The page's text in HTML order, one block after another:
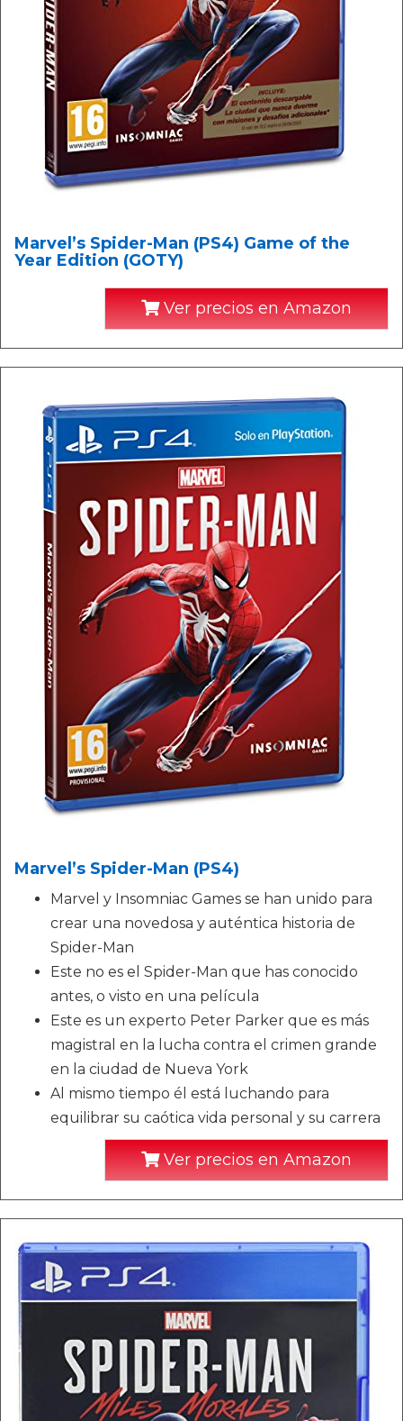
Marvel’s Spider-Man (PS4) Game of the
Year Edition (GOTY)
Ver precios en Amazon
Marvel’s Spider-Man (PS4)
Marvel y Insomniac Games se han unido para
crear una novedosa y auténtica historia de
Spider-Man
Este no es el Spider-Man que has conocido
antes, o visto en una película
Este es un experto Peter Parker que es más
magistral en la lucha contra el crimen grande
en la ciudad de Nueva York
Al mismo tiempo él está luchando para
equilibrar su caótica vida personal y su carrera
Ver precios en Amazon